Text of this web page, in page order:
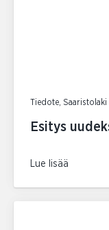
Tiedote, Saaristolaki
Esitys
Lue lisää